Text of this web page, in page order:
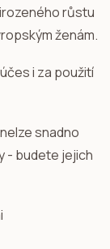
růstu
ženám.
i za použití
snadno
- budete jejich